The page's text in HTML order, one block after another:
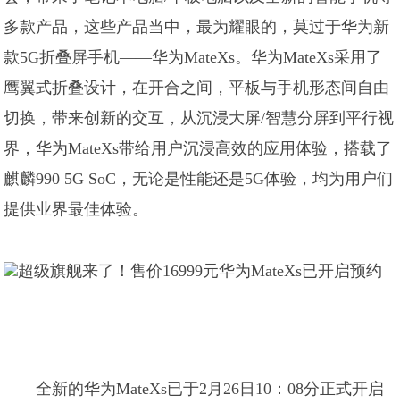
多款产品，这些产品当中，最为耀眼的，莫过于华为新
款5G折叠屏手机——华为MateXs。华为MateXs采用了
鹰翼式折叠设计，在开合之间，平板与手机形态间自由
切换，带来创新的交互，从沉浸大屏/智慧分屏到平行视
界，华为MateXs带给用户沉浸高效的应用体验，搭载了
麒麟990 5G SoC，无论是性能还是5G体验，均为用户们
提供业界最佳体验。
全新的华为MateXs已于2月26日10：08分正式开启